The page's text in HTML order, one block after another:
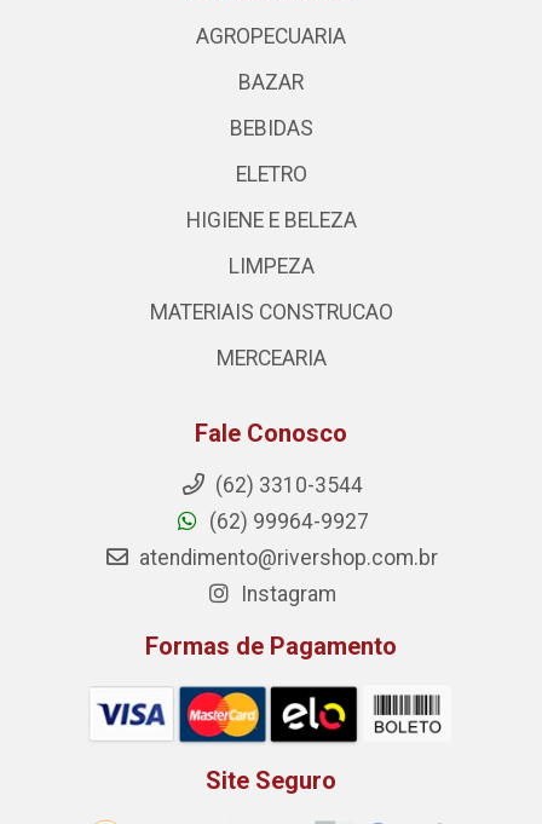
AGROPECUARIA
BAZAR
BEBIDAS
ELETRO
HIGIENE E BELEZA
LIMPEZA
MATERIAIS CONSTRUCAO
MERCEARIA
Fale Conosco
(62) 3310-3544
(62) 99964-9927
atendimento@rivershop.com.br
Instagram
Formas de Pagamento
Site Seguro